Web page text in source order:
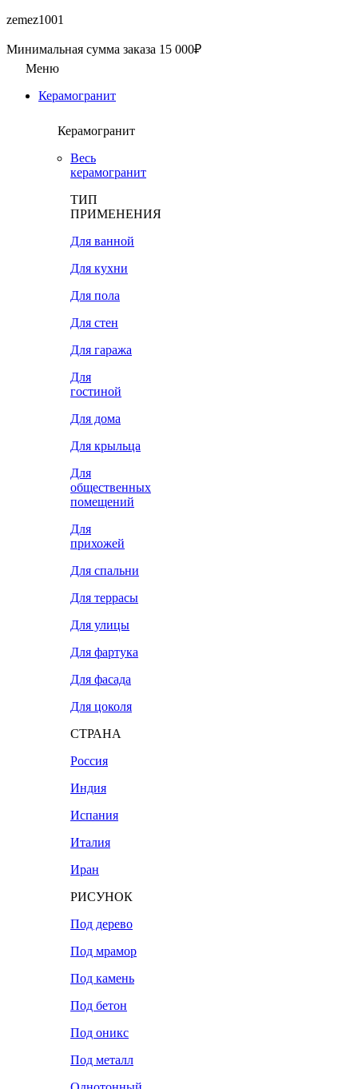
zemez1001
Минимальная сумма заказа 15 000₽
Меню
Керамогранит
Керамогранит
Весь
керамогранит
ТИП
ПРИМЕНЕНИЯ
Для ванной
Для кухни
Для пола
Для стен
Для гаража
Для
гостиной
Для дома
Для крыльца
Для
общественных
помещений
Для
прихожей
Для спальни
Для террасы
Для улицы
Для фартука
Для фасада
Для цоколя
СТРАНА
Россия
Индия
Испания
Италия
Иран
РИСУНОК
Под дерево
Под мрамор
Под камень
Под бетон
Под оникс
Под металл